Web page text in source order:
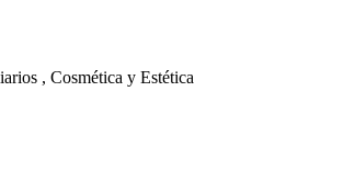
, Cosmética y Estética